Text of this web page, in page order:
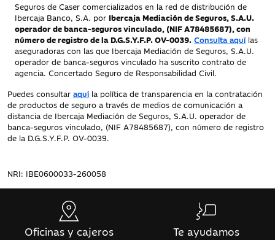
Seguros de Caser comercializados en la red de distribución de
Ibercaja Banco, S.A. por Ibercaja Mediación de Seguros, S.A.U.
operador de banca-seguros vinculado, (NIF A78485687), con
número de registro de la D.G.S.Y.F.P. OV-0039. Consulta aquí las
aseguradoras con las que Ibercaja Mediación de Seguros, S.A.U.
operador de banca-seguros vinculado ha suscrito contrato de
agencia. Concertado Seguro de Responsabilidad Civil.
Puedes consultar aquí la política de transparencia en la contratación
de productos de seguro a través de medios de comunicación a
distancia de Ibercaja Mediación de Seguros, S.A.U. operador de
banca-seguros vinculado, (NIF A78485687), con número de registro
de la D.G.S.Y.F.P. OV-0039.
NRI: IBE0600033-260058
Oficinas y cajeros Te ayudamos